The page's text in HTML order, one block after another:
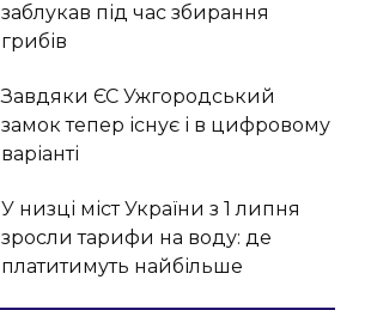
заблукав під час збирання
грибів
Завдяки ЄС Ужгородський
замок тепер існує і в цифровому
варіанті
У низці міст України з 1 липня
зросли тарифи на воду: де
платитимуть найбільше